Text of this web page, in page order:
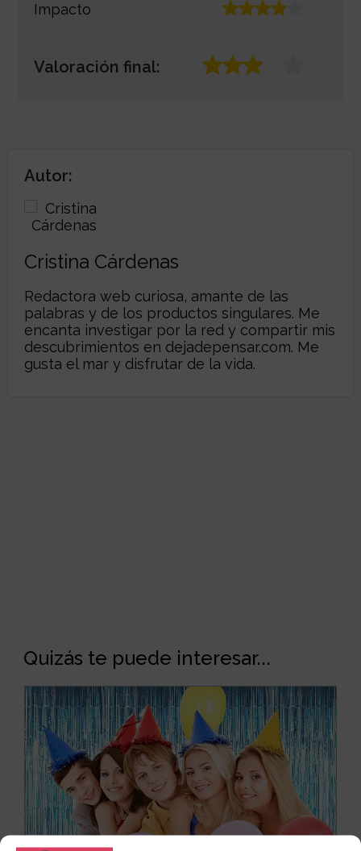
Impacto
Valoración final:
Autor:
Cristina Cárdenas
Redactora web curiosa, amante de las
palabras y de los productos singulares. Me
encanta investigar por la red y compartir mis
descubrimientos en dejadepensar.com. Me
gusta el mar y disfrutar de la vida.
Quizás te puede interesar...